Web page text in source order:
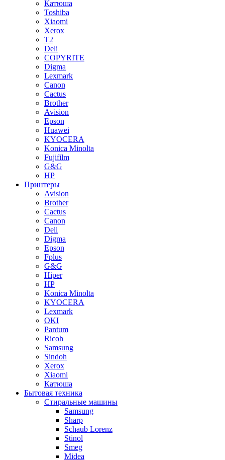
Катюша
Toshiba
Xiaomi
Xerox
T2
Deli
COPYRITE
Digma
Lexmark
Canon
Cactus
Brother
Avision
Epson
Huawei
KYOCERA
Konica Minolta
Fujifilm
G&G
HP
Принтеры
Avision
Brother
Cactus
Canon
Deli
Digma
Epson
Fplus
G&G
Hiper
HP
Konica Minolta
KYOCERA
Lexmark
OKI
Pantum
Ricoh
Samsung
Sindoh
Xerox
Xiaomi
Катюша
Бытовая техника
Стиральные машины
Samsung
Sharp
Schaub Lorenz
Stinol
Smeg
Midea